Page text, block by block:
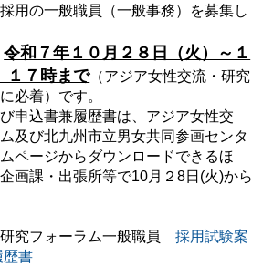
用の一般職員（一般事務）を募集し
令和７年１０月２８日（火）～１
１７時まで（アジア女性交流・研究
必着）です。
申込書兼履歴書は、アジア女性交
及び北九州市立男女共同参画センタ
ページからダウンロードできるほ
画課・出張所等で10月２8日(火)から
研究フォーラム一般職員採用試験案
歴書